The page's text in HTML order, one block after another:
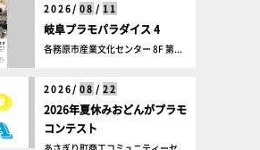
2026/ 08 / 11
岐阜プラモパラダイス 4
各務原市産業文化センター 8F 第...
2026/ 08 / 22
2026年夏休みおどんがプラモ
コンテスト